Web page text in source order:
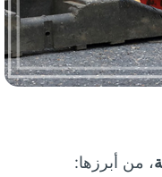
، من أبرزها: